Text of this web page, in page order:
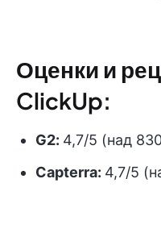
Оценки и
ClickUp:
G2: 4,7/5 (над
Capterra: 4,7/5